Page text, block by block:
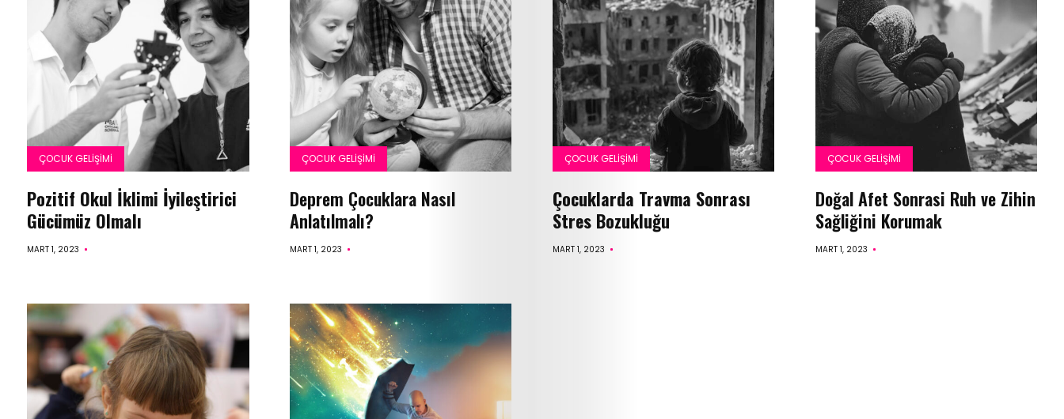
E
dergi
Çocuk
Sağlığı
Çocuk
Sağlığı
Beslenme
ve
ÇOCUK GELIŞIMI
Pozitif Okul İklimi İyileştirici
Gücümüz Olmalı
MART 1, 2023
ÇOCUK GELIŞIMI
Deprem Çocuklara Nasıl
Anlatılmalı?
MART 1, 2023
ÇOCUK GELIŞIMI
Çocuklarda Travma Sonrası
Stres Bozukluğu
MART 1, 2023
ÇOCUK GELIŞIMI
Doğal Afet Sonrasi Ruh ve Zihin
Sağliğini Korumak
MART 1, 2023